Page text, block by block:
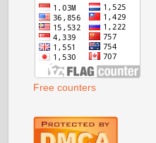
Free counters